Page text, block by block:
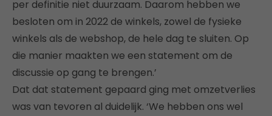
per definitie niet duurzaam. Daarom hebben we
besloten om in 2022 de winkels, zowel de fysieke
winkels als de webshop, de hele dag te sluiten. Op
die manier maakten we een statement om de
discussie op gang te brengen.’
Dat dat statement gepaard ging met omzetverlies
was van tevoren al duidelijk. ‘We hebben ons wel